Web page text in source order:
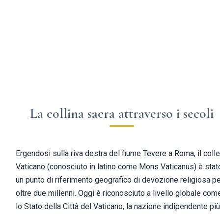
La collina sacra attraverso i secoli
Ergendosi sulla riva destra del fiume Tevere a Roma, il colle
Vaticano (conosciuto in latino come Mons Vaticanus) è
un punto di riferimento geografico di devozione religiosa
oltre due millenni. Oggi è riconosciuto a livello globale
lo Stato della Città del Vaticano, la nazione indipendente più